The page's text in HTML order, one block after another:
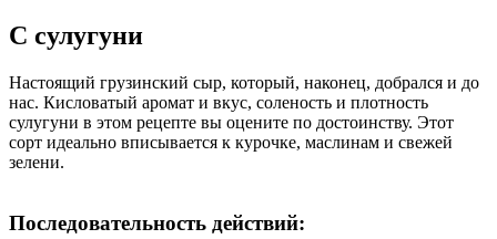
С сулугуни
Настоящий грузинский сыр, который, наконец, добрался и до
нас. Кисловатый аромат и вкус, соленость и плотность
сулугуни в этом рецепте вы оцените по достоинству. Этот
сорт идеально вписывается к курочке, маслинам и свежей
зелени.
Последовательность действий: